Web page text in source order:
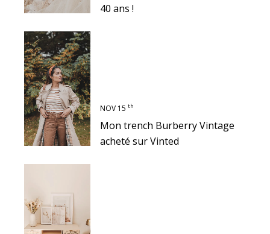
40 ans !
NOV 15 th
Mon trench Burberry Vintage
acheté sur Vinted